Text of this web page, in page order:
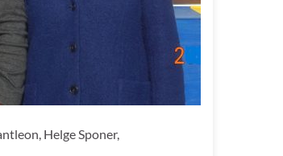
Helge Sponer,